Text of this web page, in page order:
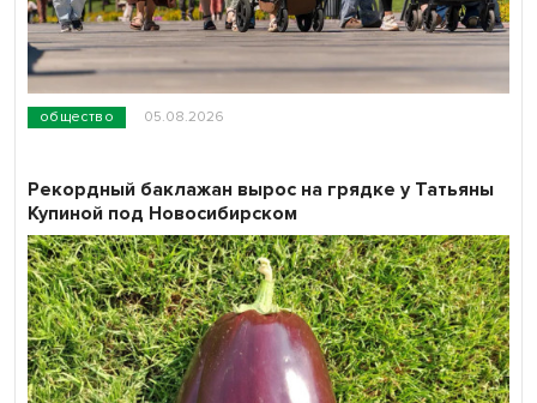
общество 05.08.2026
Рекордный баклажан вырос на грядке у Татьяны
Купиной под Новосибирском